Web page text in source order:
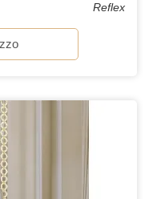
Reflex